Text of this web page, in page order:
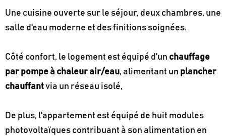
Une cuisine ouverte sur le séjour, deux chambres, une
salle d'eau moderne et des finitions soignées.
Côté confort, le logement est équipé d'un chauffage
par pompe à chaleur air/eau, alimentant un plancher
chauffantvia un réseau isolé,
De plus, l'appartement est équipé de huit modules
photovoltaïques contribuant à son alimentation en